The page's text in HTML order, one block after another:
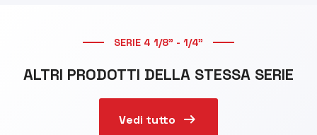
SERIE 4 1/8" - 1/4"
ALTRI PRODOTTI DELLA STESSA SERIE
Vedi tutto arrow_right_alt